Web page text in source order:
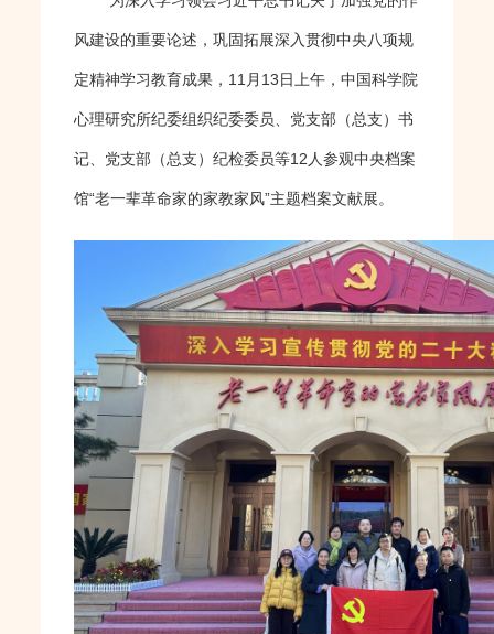
风建设的重要论述，巩固拓展深入贯彻中央八项规
定精神学习教育成果， 11月 13日上午，中国科学院
心理研究所纪委组织纪委委员、党支部（总支）书
记、党支部（总支）纪检委员等12人参观中央档案
馆“老一辈革命家的家教家风”主题档案文献展。